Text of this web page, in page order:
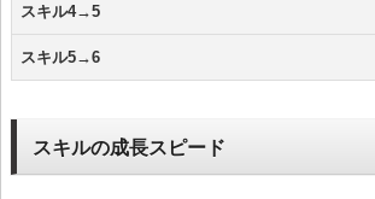
スキル4→5
スキル5→6
スキルの成長スピード